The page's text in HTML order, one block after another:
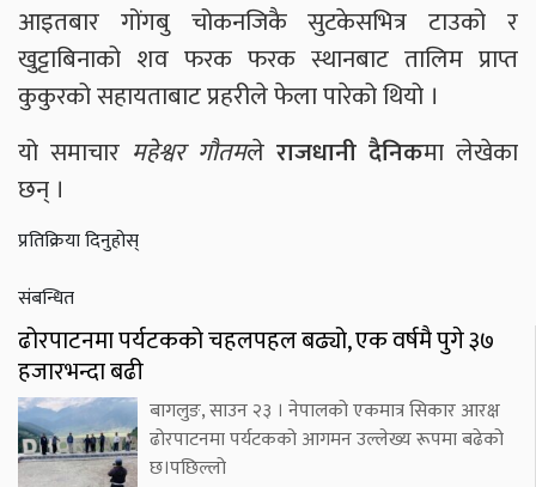
आइतबार गोंगबु चोकनजिकै सुटकेसभित्र टाउको र
खुट्टाबिनाको शव फरक फरक स्थानबाट तालिम प्राप्त
कुकुरको सहायताबाट प्रहरीले फेला पारेको थियो ।
यो समाचार महेश्वर गाैतमले राजधानी दैनिकमा लेखेका
छन् ।
प्रतिक्रिया दिनुहोस्
संबन्धित
ढोरपाटनमा पर्यटकको चहलपहल बढ्यो, एक वर्षमै पुगे ३७
हजारभन्दा बढी
बागलुङ, साउन २३ । नेपालको एकमात्र सिकार आरक्ष
ढोरपाटनमा पर्यटकको आगमन उल्लेख्य रूपमा बढेको
छ।पछिल्लो